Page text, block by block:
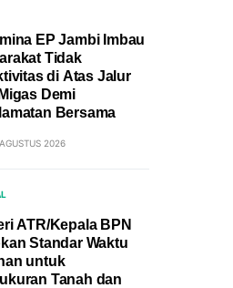
EP Jambi Imbau
Tidak
di Atas Jalur
Demi
Bersama
2026
ATR/Kepala BPN
Standar Waktu
untuk
Tanah dan